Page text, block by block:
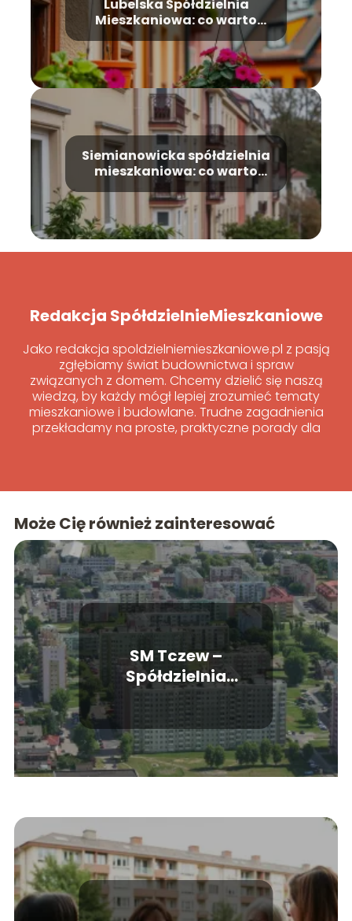
Lubelska Spółdzielnia
Mieszkaniowa: co warto
wiedzieć?
Siemianowicka spółdzielnia
mieszkaniowa: co warto
wiedzieć?
Redakcja SpółdzielnieMieszkaniowe
Jako redakcja spoldzielniemieszkaniowe.pl z pasją
zgłębiamy świat budownictwa i spraw
związanych z domem. Chcemy dzielić się naszą
wiedzą, by każdy mógł lepiej zrozumieć tematy
mieszkaniowe i budowlane. Trudne zagadnienia
przekładamy na proste, praktyczne porady dla
Może Cię również zainteresować
SM Tczew –
Spółdzielnia
Mieszkaniowa w
Tczewie